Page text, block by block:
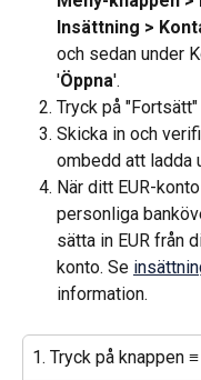
Insättning >
och sedan under
'Öppna'.
Tryck på
Skicka in och
ombedd att ladda
När ditt EUR-
personliga
sätta in EUR från
konto. Se
information.
1. Tryck på knappen